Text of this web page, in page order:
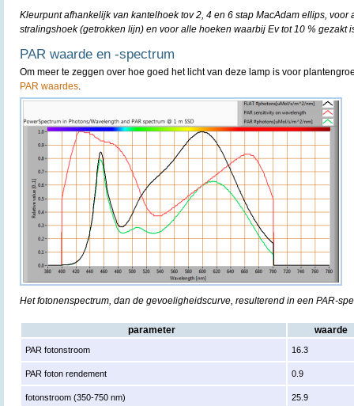
Kleurpunt afhankelijk van kantelhoek tov 2, 4 en 6 stap MacAdam ellips, voor
stralingshoek (getrokken lijn) en voor alle hoeken waarbij Ev tot 10 % gezakt
PAR waarde en -spectrum
Om meer te zeggen over hoe goed het licht van deze lamp is voor
PAR waardes.
Het fotonenspectrum, dan de gevoeligheidscurve, resulterend in een PAR-
parameter waarde
PAR fotonstroom 16.3
PAR foton rendement 0.9
fotonstroom (350-750 nm) 25.9